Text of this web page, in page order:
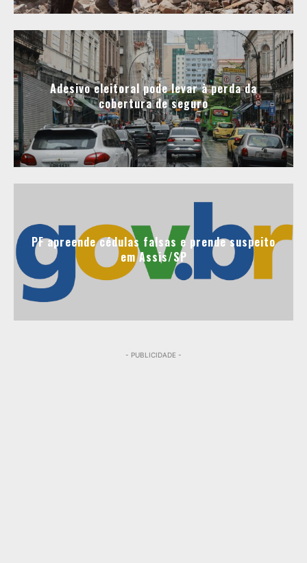
Adesivo eleitoral pode levar à perda da
cobertura de seguro
PF apreende cédulas falsas e prende suspeito
em Assis/SP
- PUBLICIDADE -